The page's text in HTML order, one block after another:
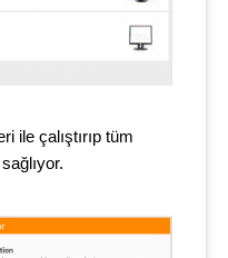
ile çalıştırıp tüm